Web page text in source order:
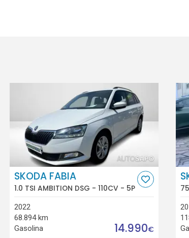
SKODA FABIA
1.0 TSI AMBITION DSG - 110CV - 5P
2022
68.894 km
Gasolina
14.990€